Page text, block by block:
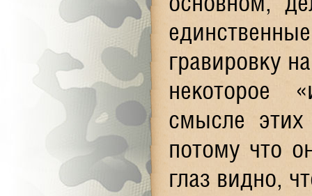
гравировку
некоторое
смысле
потому что
глаз видно,